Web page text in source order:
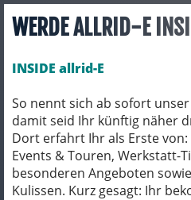
WERDE ALLRID-E
INSIDE allrid-E
So nennt sich ab sofort
damit seid Ihr künftig näher
Dort erfahrt Ihr als Erste
Events & Touren, Werkstatt-
besonderen Angeboten
Kulissen. Kurz gesagt: Ihr
Toggle navigation
BIO BIKES BIO GRAVEL